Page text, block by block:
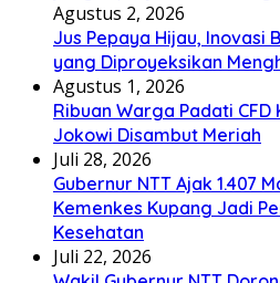
Agustus 2, 2026
Jus Pepaya Hijau, Inovasi
yang Diproyeksikan
Agustus 1, 2026
Ribuan Warga Padati
Jokowi Disambut Meriah
Juli 28, 2026
Gubernur NTT Ajak 1.407
Kemenkes Kupang Jadi
Kesehatan
Juli 22, 2026